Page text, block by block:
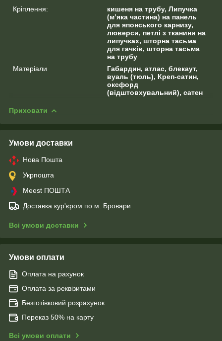
Кріплення:
кишеня на трубу, Липучка
(м’яка частина) на панель
для японського карнизу,
люверси, петлі з тканини на
липучках, шторна тасьма
для гачків, шторна тасьма
на трубу
Матеріали
Габардин, атлас, блекаут,
вуаль (тюль), Креп-сатин,
оксфорд
(відштовхувальний), сатен
Приховати
Умови доставки
Нова Пошта
Укрпошта
Meest ПОШТА
Доставка кур'єром по м. Бровари
Всі умови доставки
Умови оплати
Оплата на рахунок
Оплата за реквізитами
Безготівковий розрахунок
Переказ 50% на карту
Всі умови оплати